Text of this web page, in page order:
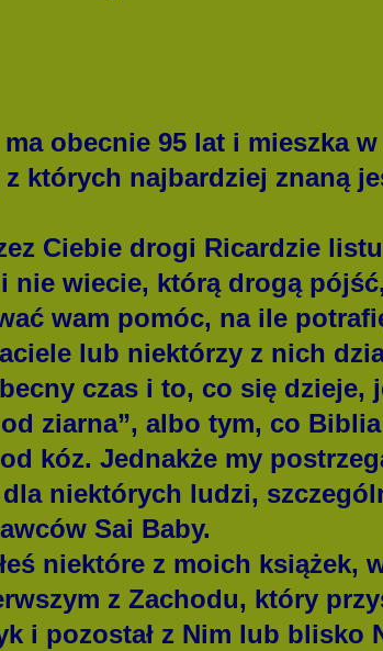
obecnie 95 lat i mieszka
których najbardziej znaną
Ciebie drogi Ricardzie
nie wiecie, którą drogą
wam pomóc, na ile
lub niektórzy z nich
czas i to, co się dzieje,
ziarna”, albo tym, co Biblia
kóz. Jednakże my
niektórych ludzi,
Sai Baby.
niektóre z moich książek,
z Zachodu, który
i pozostał z Nim lub blisko